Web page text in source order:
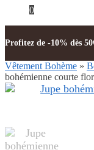
0
Profitez de -10% dès
Vêtement Bohème »
bohémienne courte